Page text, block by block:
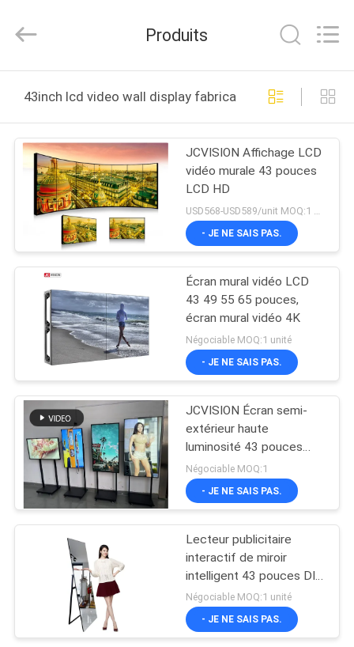
MAISON
PRODUITS
PROPOS
NOUS
VISITE
DE
L'USINE
CONTRÔLE
DE
LA
QUALITÉ
CONTACTER
Interactive
Technology
All
Reserved.
Produits
43inch lcd video wall display fabrication en ligne
JCVISION Affichage LCD
vidéo murale 43 pouces
LCD HD
USD568-USD589/unit MOQ:1 unité
- JE NE SAIS PAS.
Écran mural vidéo LCD
43 49 55 65 pouces,
écran mural vidéo 4K
Négociable MOQ:1 unité
- JE NE SAIS PAS.
JCVISION Écran semi-
extérieur haute
luminosité 43 pouces
(simple face ou double
face)
Négociable MOQ:1
- JE NE SAIS PAS.
Lecteur publicitaire
interactif de miroir
intelligent 43 pouces DIY,
type sur pied
Négociable MOQ:1 unité
- JE NE SAIS PAS.